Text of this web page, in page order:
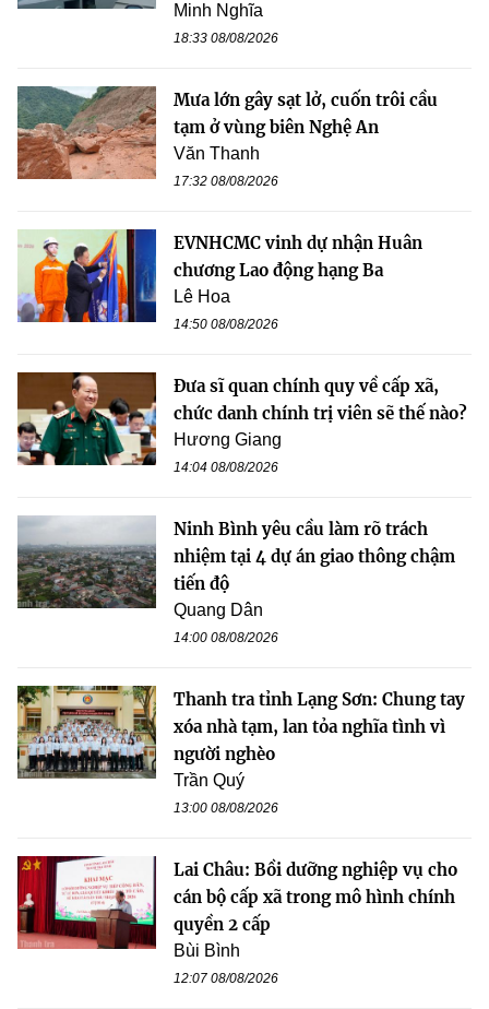
Minh Nghĩa
18:33 08/08/2026
Mưa lớn gây sạt lở, cuốn trôi cầu
tạm ở vùng biên Nghệ An
Văn Thanh
17:32 08/08/2026
EVNHCMC vinh dự nhận Huân
chương Lao động hạng Ba
Lê Hoa
14:50 08/08/2026
Đưa sĩ quan chính quy về cấp xã,
chức danh chính trị viên sẽ thế nào?
Hương Giang
14:04 08/08/2026
Ninh Bình yêu cầu làm rõ trách
nhiệm tại 4 dự án giao thông chậm
tiến độ
Quang Dân
14:00 08/08/2026
Thanh tra tỉnh Lạng Sơn: Chung tay
xóa nhà tạm, lan tỏa nghĩa tình vì
người nghèo
Trần Quý
13:00 08/08/2026
Lai Châu: Bồi dưỡng nghiệp vụ cho
cán bộ cấp xã trong mô hình chính
quyền 2 cấp
Bùi Bình
12:07 08/08/2026